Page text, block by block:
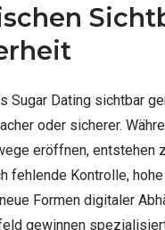
Sugar Dating sichtbar
oder sicherer.
eröffnen, entstehen
fehlende Kontrolle,
Formen digitaler
gewinnen